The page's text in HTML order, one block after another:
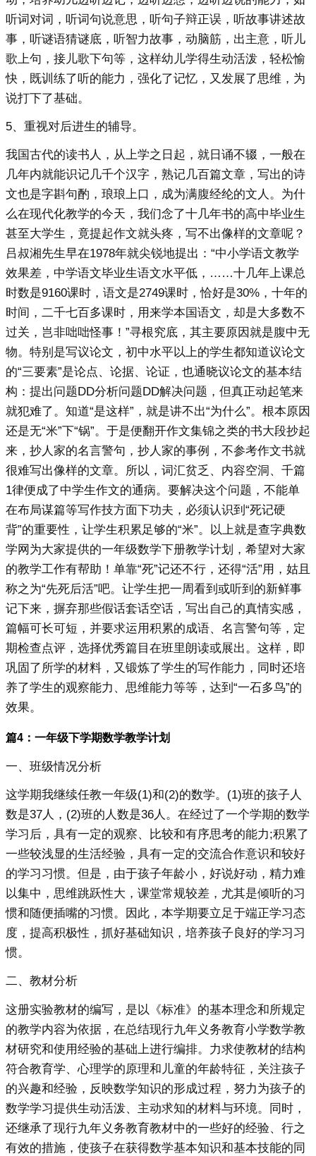
听词对词，听词句说意思，听句子辩正误，听故事讲述故
事，听谜语猜谜底，听智力故事，动脑筋，出主意，听儿
歌上句，接儿歌下句等，这样幼儿学得生动活泼，轻松愉
快，既训练了听的能力，强化了记忆，又发展了思维，为
说打下了基础。
5、重视对后进生的辅导。
我国古代的读书人，从上学之日起，就日诵不辍，一般在
几年内就能识记几千个汉字，熟记几百篇文章，写出的诗
文也是字斟句酌，琅琅上口，成为满腹经纶的文人。为什
么在现代化教学的今天，我们念了十几年书的高中毕业生
甚至大学生，竟提起作文就头疼，写不出像样的文章呢？
吕叔湘先生早在1978年就尖锐地提出：“中小学语文教学
效果差，中学语文毕业生语文水平低，……十几年上课总
时数是9160课时，语文是2749课时，恰好是30%，十年的
时间，二千七百多课时，用来学本国语文，却是大多数不
过关，岂非咄咄怪事！”寻根究底，其主要原因就是腹中无
物。特别是写议论文，初中水平以上的学生都知道议论文
的“三要素”是论点、论据、论证，也通晓议论文的基本结
构：提出问题DD分析问题DD解决问题，但真正动起笔来
就犯难了。知道“是这样”，就是讲不出“为什么”。根本原因
还是无“米”下“锅”。于是便翻开作文集锦之类的书大段抄起
来，抄人家的名言警句，抄人家的事例，不参考作文书就
很难写出像样的文章。所以，词汇贫乏、内容空洞、千篇
1律便成了中学生作文的通病。要解决这个问题，不能单
在布局谋篇等写作技方面下功夫，必须认识到“死记硬
背”的重要性，让学生积累足够的“米”。以上就是查字典数
学网为大家提供的一年级数学下册教学计划，希望对大家
的教学工作有帮助！单靠“死”记还不行，还得“活”用，姑且
称之为“先死后活”吧。让学生把一周看到或听到的新鲜事
记下来，摒弃那些假话套话空话，写出自己的真情实感，
篇幅可长可短，并要求运用积累的成语、名言警句等，定
期检查点评，选择优秀篇目在班里朗读或展出。这样，即
巩固了所学的材料，又锻炼了学生的写作能力，同时还培
养了学生的观察能力、思维能力等等，达到“一石多鸟”的
效果。
篇4：一年级下学期数学教学计划
一、班级情况分析
这学期我继续任教一年级(1)和(2)的数学。(1)班的孩子人
数是37人，(2)班的人数是36人。在经过了一个学期的数学
学习后，具有一定的观察、比较和有序思考的能力;积累了
一些较浅显的生活经验，具有一定的交流合作意识和较好
的学习习惯。但是，由于孩子年龄小，好说好动，精力难
以集中，思维跳跃性大，课堂常规较差，尤其是倾听的习
惯和随便插嘴的习惯。因此，本学期要立足于端正学习态
度，提高积极性，抓好基础知识，培养孩子良好的学习习
惯。
二、教材分析
这册实验教材的编写，是以《标准》的基本理念和所规定
的教学内容为依据，在总结现行九年义务教育小学数学教
材研究和使用经验的基础上进行编排。力求使教材的结构
符合教育学、心理学的原理和儿童的年龄特征，关注孩子
的兴趣和经验，反映数学知识的形成过程，努力为孩子的
数学学习提供生动活泼、主动求知的材料与环境。同时，
还继承了现行九年义务教育教材中的一些好的经验、行之
有效的措施，使孩子在获得数学基本知识和基本技能的同